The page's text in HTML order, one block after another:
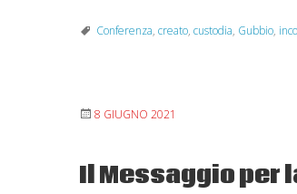
il
Conferenza, creato, custodia, Gubbio,
8 GIUGNO 2021
Il Messaggio per